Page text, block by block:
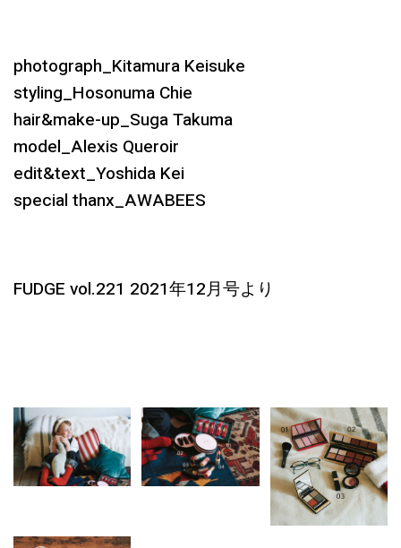
photograph_Kitamura Keisuke
styling_Hosonuma Chie
hair&make-up_Suga Takuma
model_Alexis Queroir
edit&text_Yoshida Kei
special thanx_AWABEES
FUDGE vol.221 2021年12月号より